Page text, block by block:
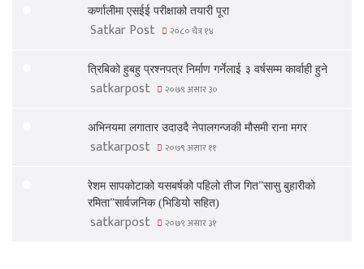
कर्णालीमा एसईई परीक्षाको तयारी पूरा
Satkar Post २०८० चैत्र १४
त्रिबिको हुबहु प्रश्नपत्र निर्माण गर्नेलाई ३ वर्षसम्म कार्वाही हुने
satkarpost २०७९ असार ३०
अभिनयमा लगातार उदाउदै नेपालगन्जकी मौसमी राना मगर
satkarpost २०७९ असार ११
रेशम सापकोटाको यसबर्षको पहिलो तीज गित”सासु बुहारीको
रमिता”सार्वजनिक (भिडियो सहित)
satkarpost २०७९ असार ३१